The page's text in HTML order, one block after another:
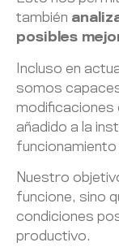
también
posibles
Incluso en
somos
modificaciones
añadido a la
funcionamiento
Nuestro
funcione, sino
condiciones
productivo.